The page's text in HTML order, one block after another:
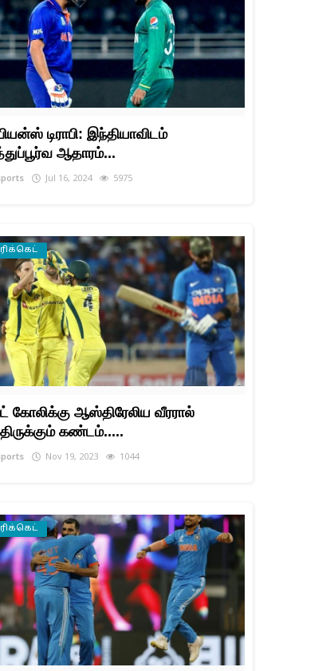
டிராபி: இந்தியாவிடம்
ஆதாரம்...
Jul 16, 2024 5975
கோலிக்கு ஆஸ்திரேலிய வீரரால்
கண்டம்.....
Nov 19, 2023 1044